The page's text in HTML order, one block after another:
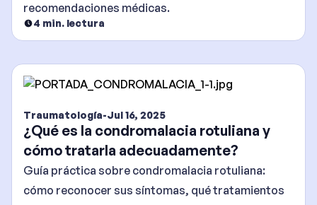
recomendaciones médicas.
4 min. lectura
Traumatología-Jul 16, 2025
¿Qué es la condromalacia rotuliana y
cómo tratarla adecuadamente?
Guía práctica sobre condromalacia rotuliana:
cómo reconocer sus síntomas, qué tratamientos